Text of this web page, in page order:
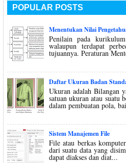
POPULAR POSTS
Menentukan Nilai
Penilain pada
walaupun terdapat
tujuannya. Peraturan
Daftar Ukuran Badan
Ukuran adalah Bilangan
satuan ukuran atau suatu
dalam pembuatan pola,
Sistem Manajemen File
File atau berkas
dari suatu data yang
dapat diakses dan diat...